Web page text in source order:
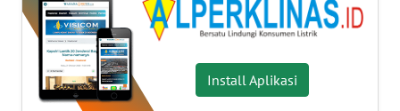
Install Aplikasi
JATENG
WN
NUSANTARA